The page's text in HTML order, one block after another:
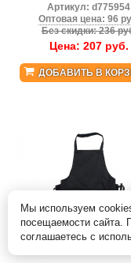
Артикул:d775954
Оптовая цена: 96
Без скидки: 236
Цена: 207руб.
ДОБАВИТЬ В
Мы используем
посещаемости сайта.
соглашаетесь с